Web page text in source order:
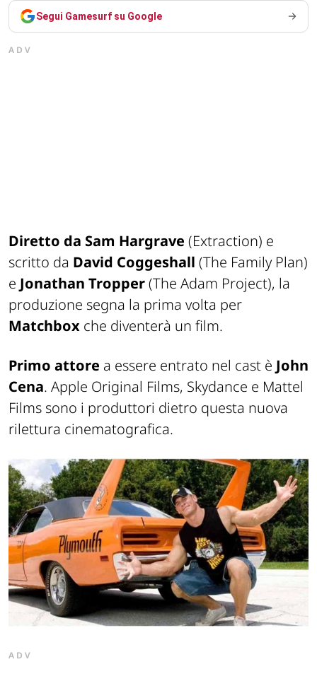
Segui Gamesurf su Google
ADV
Diretto da Sam Hargrave (Extraction) e
scritto da David Coggeshall (The Family Plan)
e Jonathan Tropper(The Adam Project), la
produzione segna la prima volta per
Matchbox che diventerà un film.
Primo attore a essere entrato nel cast è John
Cena. Apple Original Films, Skydance e Mattel
Films sono i produttori dietro questa nuova
rilettura cinematografica.
ADV